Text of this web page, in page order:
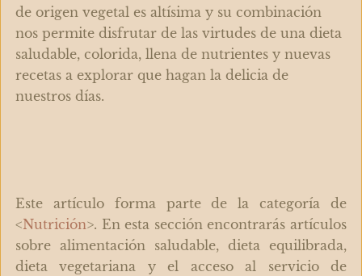
de origen vegetal es altísima y su combinación
nos permite disfrutar de las virtudes de una dieta
saludable, colorida, llena de nutrientes y nuevas
recetas a explorar que hagan la delicia de
nuestros días.
Este artículo forma parte de la categoría de
<Nutrición>. En esta sección encontrarás artículos
sobre alimentación saludable, dieta equilibrada,
dieta vegetariana y el acceso al servicio de